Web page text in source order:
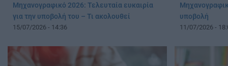
Μηχανογραφικό 2026: Τελευταία ευκαιρία
για την υποβολή του – Τι ακολουθεί
15/07/2026 - 14:36
υποβολή
11/07/2026 -